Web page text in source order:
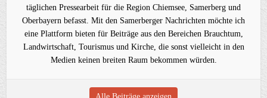
täglichen Pressearbeit für die Region Chiemsee, Samerberg und
Oberbayern befasst. Mit den Samerberger Nachrichten möchte ich
eine Plattform bieten für Beiträge aus den Bereichen Brauchtum,
Landwirtschaft, Tourismus und Kirche, die sonst vielleicht in den
Medien keinen breiten Raum bekommen würden.